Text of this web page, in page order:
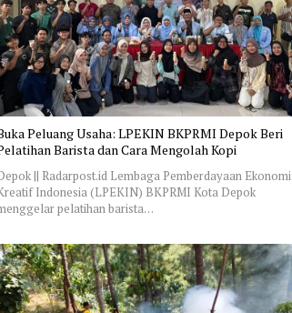
Peluang Usaha: LPEKIN BKPRMI Depok Beri
Barista dan Cara Mengolah Kopi
|| Radarpost.id Lembaga Pemberdayaan Ekonomi
Indonesia (LPEKIN) BKPRMI Kota Depok
pelatihan barista…